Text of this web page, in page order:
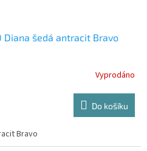
Diana šedá antracit Bravo
Vyprodáno
Do košíku
Bravo